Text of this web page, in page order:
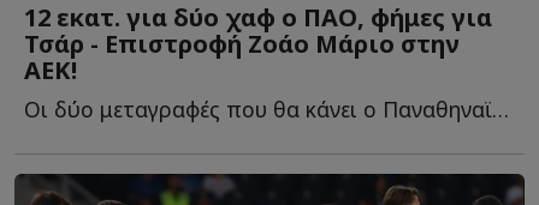
12 εκατ. για δύο χαφ ο ΠΑΟ, φήμες για
Τσάρ - Επιστροφή Ζοάο Μάριο στην
ΑΕΚ!
Οι δύο μεταγραφές που θα κάνει ο Παναθηναϊκός στη μεσαία γ...